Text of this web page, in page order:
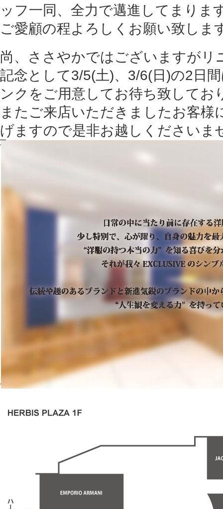
ッフ一同、全力で邁進してまりま
ご愛顧の程よろしくお願い致しま
尚、ささやかではございますがリ
記念として3/5(土)、3/6(日)の2日
ンクをご用意してお待ち致してお
またご来店いただきましたお客様
げますので是非お越しくださいま